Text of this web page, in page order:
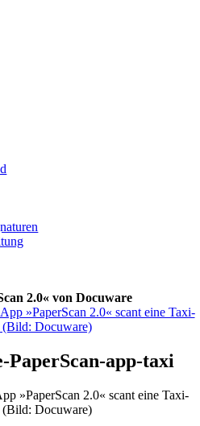
2.0« von Docuware
PaperScan-app-taxi
»PaperScan 2.0« scant eine Taxi-
(Bild: Docuware)